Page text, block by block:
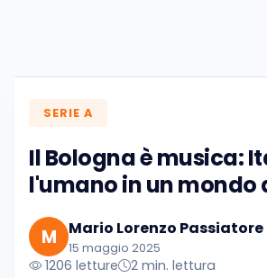
SERIE A
Il Bologna è musica:
l'umano in un mondo
M Mario Lorenzo Passiatore
15 maggio 2025
1206 letture 2 min. lettura